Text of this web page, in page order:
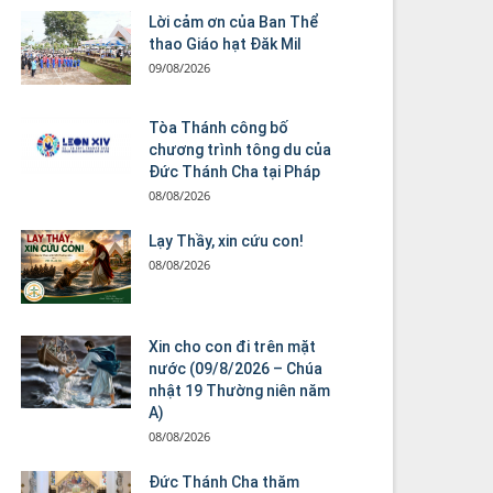
Lời cảm ơn của Ban Thể
thao Giáo hạt Đăk Mil
09/08/2026
Tòa Thánh công bố
chương trình tông du của
Đức Thánh Cha tại Pháp
08/08/2026
Lạy Thầy, xin cứu con!
08/08/2026
Xin cho con đi trên mặt
nước (09/8/2026 – Chúa
nhật 19 Thường niên năm
A)
08/08/2026
Đức Thánh Cha thăm